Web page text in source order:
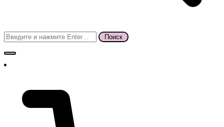
Поиск
для: